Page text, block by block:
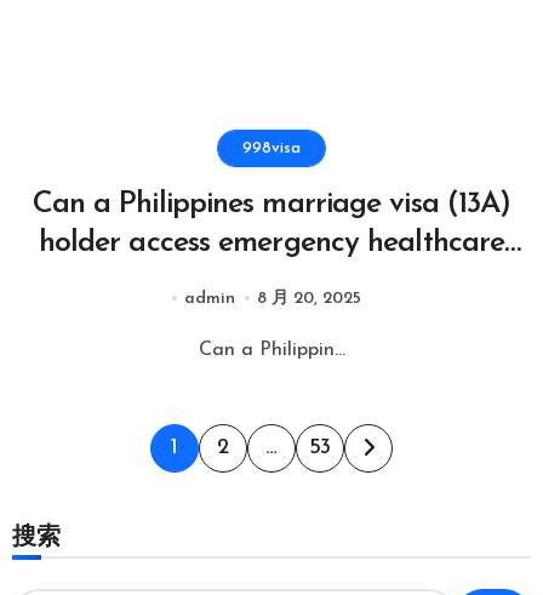
998visa
Can a Philippines marriage visa (13A)
holder access emergency healthcare
anywhere in the country?
admin 8 月 20, 2025
Can a Philippin...
文
1 2 … 53
搜索